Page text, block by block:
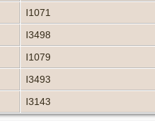
I1071
I3498
I1079
I3493
I3143